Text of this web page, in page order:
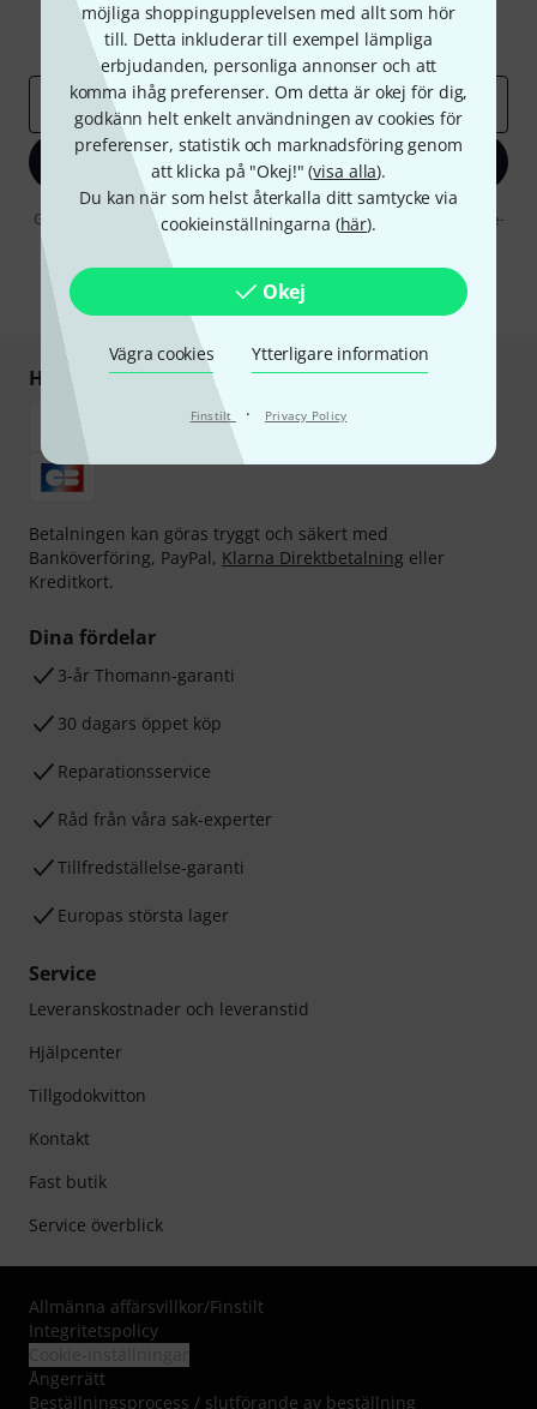
möjliga shoppingupplevelsen med allt som hör
till. Detta inkluderar till exempel lämpliga
erbjudanden, personliga annonser och att
komma ihåg preferenser. Om detta är okej för dig,
godkänn helt enkelt användningen av cookies för
preferenser, statistik och marknadsföring genom
att klicka på "Okej!" (visa alla).
Du kan när som helst återkalla ditt samtycke via
cookieinställningarna (här).
Okej
Vägra cookies Ytterligare information
Finstilt · Privacy Policy
Inspirerande inlägg
Erbjudanden
Thomann Insikter
E-postadress*
Registrera dig nu
Genom att klicka på "Registrera dig nu" samtycker jag till att ta emot e-
postreklam. Avregistrering är möjlig när som helst. Du finner mer
information om nyhetsbrevet i vår
* Nödvändig
Handla och betala säkert
Betalningen kan göras tryggt och säkert med
Banköverföring, PayPal, Klarna Direktbetalning eller
Kreditkort.
Dina fördelar
3-år Thomann-garanti
30 dagars öppet köp
Reparationsservice
Råd från våra sak-experter
Tillfredställelse-garanti
Europas största lager
Service
Leveranskostnader och leveranstid
Hjälpcenter
Tillgodokvitton
Kontakt
Fast butik
Service överblick
Allmänna affärsvillkor/Finstilt
Integritetspolicy
Ångerrätt
Beställningsprocess / slutförande av beställning